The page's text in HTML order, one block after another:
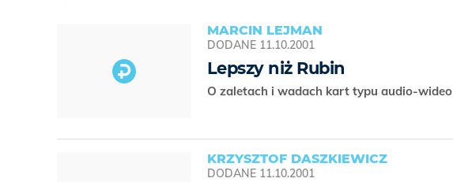
MARCIN LEJMAN
DODANE 11.10.2001
Lepszy niż Rubin
O zaletach i wadach kart typu audio-wideo
KRZYSZTOF DASZKIEWICZ
DODANE 11.10.2001